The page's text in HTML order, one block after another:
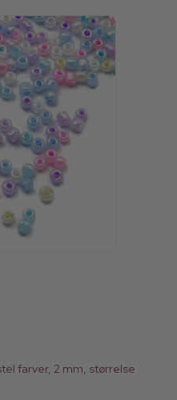
farver, 2 mm, størrelse